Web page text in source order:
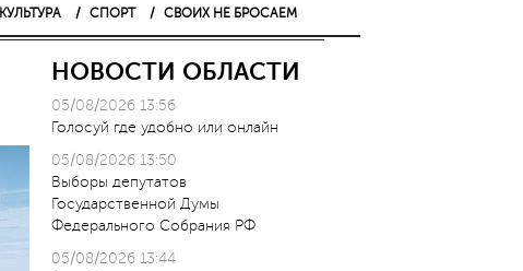
КУЛЬТУРА СПОРТ СВОИХ НЕ БРОСАЕМ
НОВОСТИ ОБЛАСТИ
05/08/2026 13:56
Голосуй где удобно или онлайн
05/08/2026 13:50
Выборы депутатов
Государственной Думы
Федерального Собрания РФ
05/08/2026 13:44